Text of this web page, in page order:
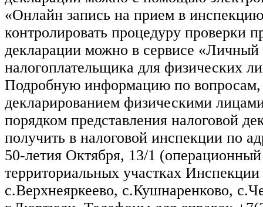
«Онлайн запись на прием в
контролировать процедуру проверки
декларации можно в сервисе «Личный
налогоплательщика для физических
Подробную информацию по вопросам,
декларированием физическими
порядком представления налоговой
получить в налоговой инспекции по
50-летия Октября, 13/1
территориальных участках Инспекции
с.Верхнеяркеево, с.Кушнаренково,